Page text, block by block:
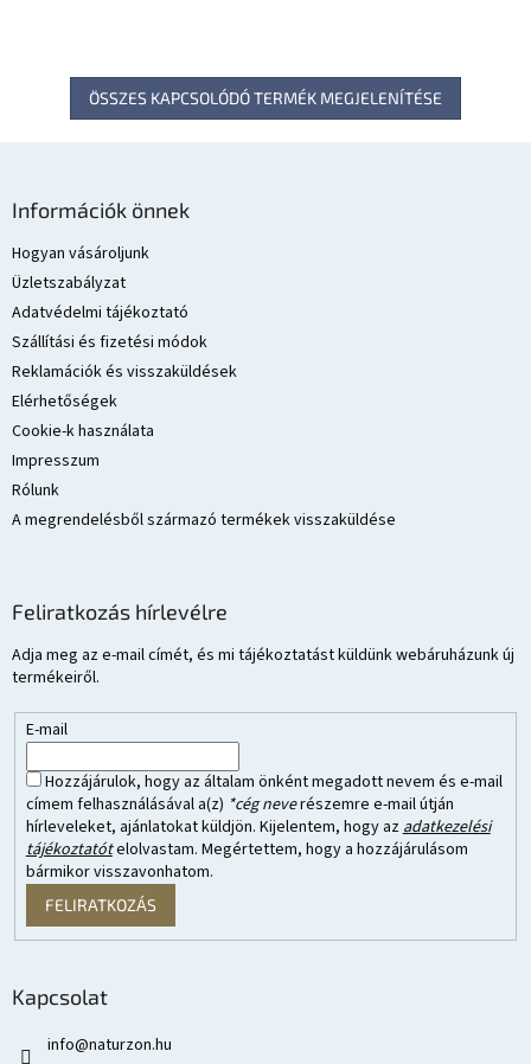
ÖSSZES KAPCSOLÓDÓ TERMÉK MEGJELENÍTÉSE
Információk önnek
Hogyan vásároljunk
Üzletszabályzat
Adatvédelmi tájékoztató
Szállítási és fizetési módok
Reklamációk és visszaküldések
Elérhetőségek
Cookie-k használata
Impresszum
Rólunk
A megrendelésből származó termékek visszaküldése
Feliratkozás hírlevélre
Adja meg az e-mail címét, és mi tájékoztatást küldünk webáruházunk új
termékeiről.
E-mail
Hozzájárulok, hogy az általam önként megadott nevem és e-mail
címem felhasználásával a(z) *cég neverészemre e-mail útján
hírleveleket, ajánlatokat küldjön. Kijelentem, hogy azadatkezelési
tájékoztatótelolvastam. Megértettem, hogy a hozzájárulásom
bármikor visszavonhatom.
FELIRATKOZÁS
Kapcsolat
info@naturzon.hu